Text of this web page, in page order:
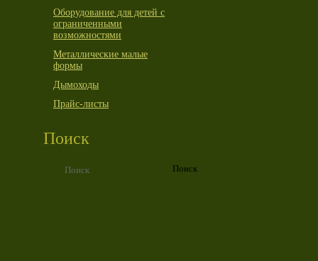
Оборудование для детей с
ограниченными
возможностями
Металлические малые
формы
Дымоходы
Прайс-листы
Поиск